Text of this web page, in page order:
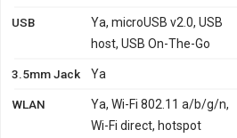
USB
Ya, microUSB v2.0, USB
host, USB On-The-Go
3.5mm Jack Ya
WLAN
Ya, Wi-Fi 802.11 a/b/g/n,
Wi-Fi direct, hotspot